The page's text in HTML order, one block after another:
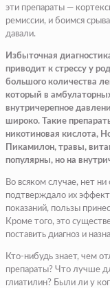
эти препараты —
ремиссии, и боимся
давали.
Избыточная
приводит к стрессу у
большого количества
который в
внутричерепное
широко. Такие
никотиновая кислота,
Пикамилон, травы,
популярны, но на
Во всяком случае, нет
подтверждало их
показаний, пользы
Кроме того, это
поставить диагноз и
Кто-нибудь знает, чем
препараты? Что лучше
глиатилин? Были ли у